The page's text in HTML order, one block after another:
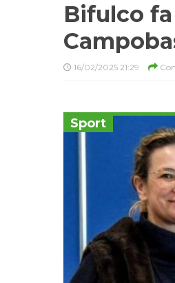
Bifulco
16/02/2025 21:29
Sport